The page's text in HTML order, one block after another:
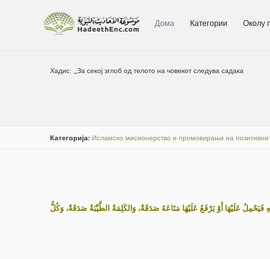
Дома Категории Околу
Хадис: „За секој зглоб од телото на човекот следува садака
Категорија: Исламско мисионерство и промовирање на позитивни
عَلَيْهَا أَوْ يَرْفَعُ عَلَيْهَا مَتَاعَهُ صَدَقَةٌ، وَالكَلِمَةُ الطَّيِّبَةُ صَدَقَةٌ، وَكُلُّ